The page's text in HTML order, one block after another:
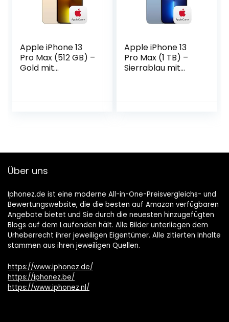
Apple iPhone 13
Pro Max (512 GB) –
Gold mit
Apple iPhone 13
Pro Max (1 TB) –
Sierrablau mit
Über uns
Iphonez.de ist eine moderne All-in-One-Preisvergleichs- und
Bewertungswebsite, die die besten auf Amazon verfügbaren
Angebote bietet und Sie durch die neuesten hinzugefügten
Blogs auf dem Laufenden hält. Alle Bilder unterliegen dem
Urheberrecht ihrer jeweiligen Eigentümer. Alle zitierten Inhalte
stammen aus ihren jeweiligen Quellen.
https://www.iphonez.de/
https://iphonez.be/
https://www.iphonez.nl/